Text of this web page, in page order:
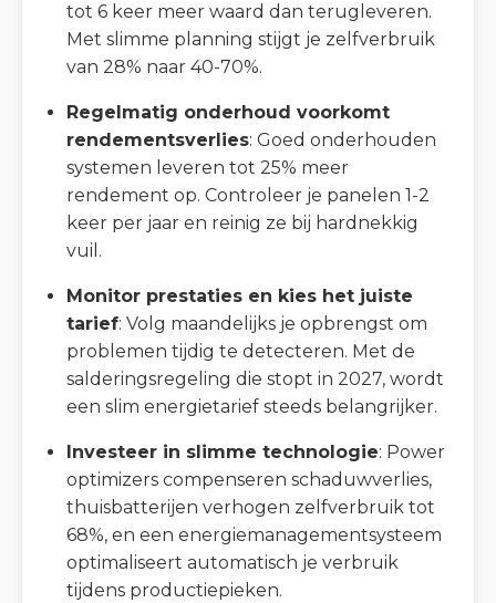
tot 6 keer meer waard dan terugleveren.
Met slimme planning stijgt je zelfverbruik
van 28% naar 40-70%.
Regelmatig onderhoud voorkomt
rendementsverlies: Goed onderhouden
systemen leveren tot 25% meer
rendement op. Controleer je panelen 1-2
keer per jaar en reinig ze bij hardnekkig
vuil.
Monitor prestaties en kies het juiste
tarief: Volg maandelijks je opbrengst om
problemen tijdig te detecteren. Met de
salderingsregeling die stopt in 2027, wordt
een slim energietarief steeds belangrijker.
Investeer in slimme technologie: Power
optimizers compenseren schaduwverlies,
thuisbatterijen verhogen zelfverbruik tot
68%, en een energiemanagementsysteem
optimaliseert automatisch je verbruik
tijdens productiepieken.